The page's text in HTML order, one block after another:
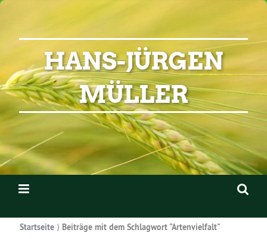
HANS-JÜRGEN
MÜLLER
Startseite ⟩ Beiträge mit dem Schlagwort "Artenvielfalt"